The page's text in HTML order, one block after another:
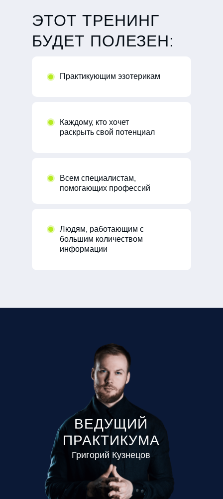
Практикующим эзотерикам
Всем специалистам,
помогающих профессий
Людям, работающим с
большим количеством
информации
Каждому, кто хочет
раскрыть свой потенциал
ЭТОТ ТРЕНИНГ
БУДЕТ ПОЛЕЗЕН:
ВЕДУЩИЙ
ПРАКТИКУМА
Григорий Кузнецов